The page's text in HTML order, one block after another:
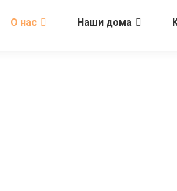
О нас Наши дома